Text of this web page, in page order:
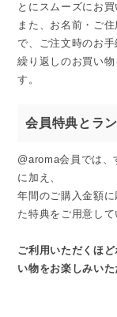
とにスムーズにお買
また、お名前・ご
で、ご注文時のお手
繰り返しのお買い
す。
会員特典とラ
@aroma会員では
に加え、
年間のご購入金額
た特典をご用意して
ご利用いただくほ
い物をお楽しみいた